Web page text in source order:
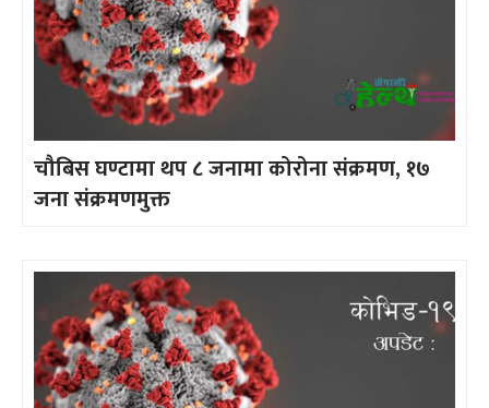
चौबिस घण्टामा थप ८ जनामा कोरोना संक्रमण, १७
जना संक्रमणमुक्त